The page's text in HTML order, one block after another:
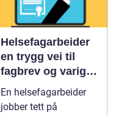
Helsefagarbeider
en trygg vei til
fagbrev og varig
jobb
En helsefagarbeider
jobber tett på